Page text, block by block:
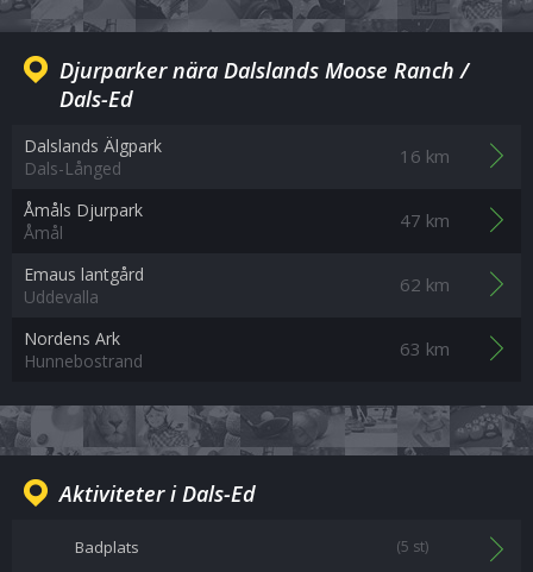
Djurparker nära Dalslands Moose Ranch /
Dals-Ed
Dalslands Älgpark
Dals-Långed
16 km
Åmåls Djurpark
Åmål
47 km
Emaus lantgård
Uddevalla
62 km
Nordens Ark
Hunnebostrand
63 km
Aktiviteter i Dals-Ed
Badplats (5 st)